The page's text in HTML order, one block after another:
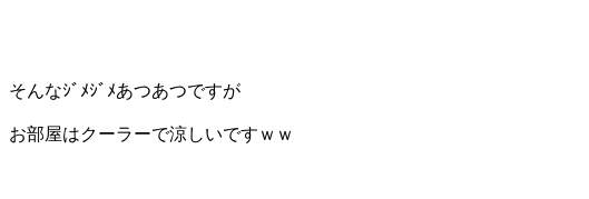
そんなｼﾞﾒｼﾞﾒあつあつですが
お部屋はクーラーで涼しいですｗｗ